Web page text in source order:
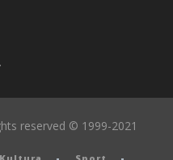
reserved © 1999-2021